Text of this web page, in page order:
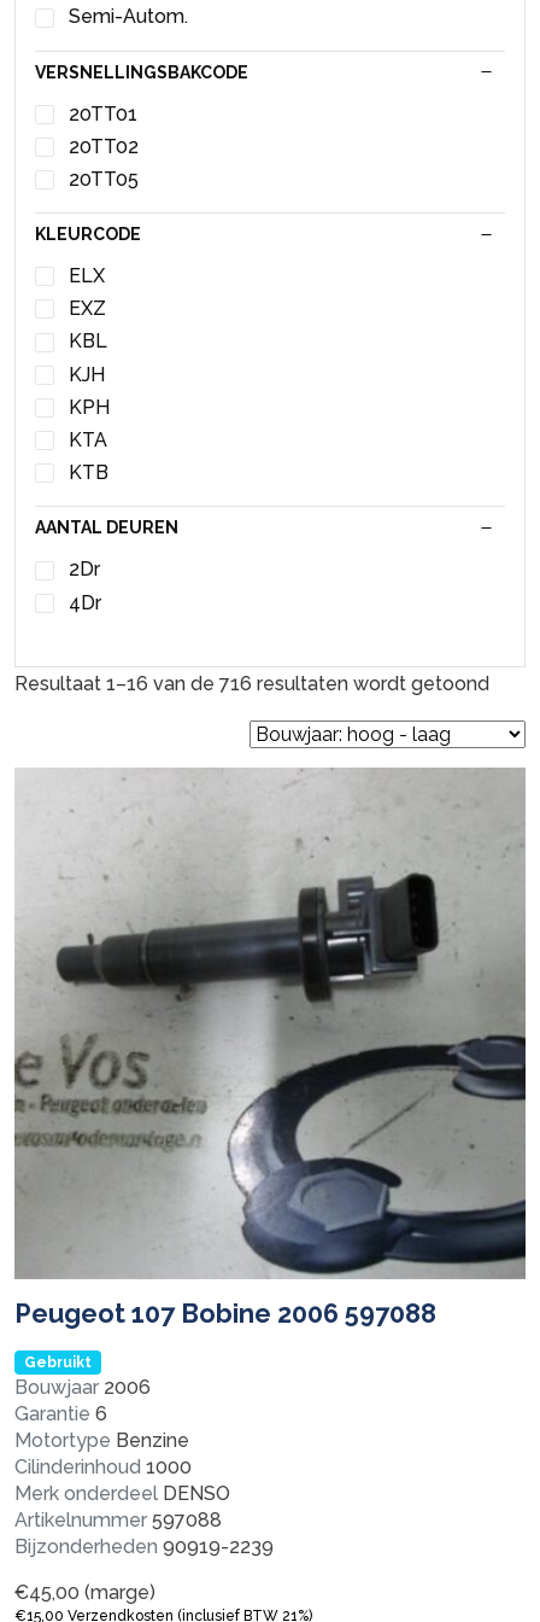
Injector (benzine injectie)
Inlaatspruitstuk
Kachel Ventilatiemotor
Katalysator
Kilometerteller KM
Kleppendeksel
Koelvinhuis
Kofferbak Mat
Koplamp rechts
Krik
Krukas Poelie
Lambda Sonde
Luchtfilterhuis
Luchthoeveelheidsmeter
Motorkap
Motorkap Scharnier
Nokkenas Tandwiel
Paniekverlichtings Schakelaar
Portier 2Deurs links
Portier 2Deurs rechts
Portier 4Deurs links-achter
Portier 4Deurs links-voor
Portier 4Deurs rechts-achter
Portier 4Deurs rechts-voor
Portierruit 4Deurs links-achter
Portierruit 4Deurs rechts-voor
Radiateur
Radiateurbalk
Radio CD Speler
Radio/CD Speler (diversen)
Remklauw (Tang) links-voor
Remklauw (Tang) rechts-voor
Ruitensproeierpomp voor
Ruitensproeiertank voor
Ruitenwis Schakelaar
Ruitenwissermotor achter
Ruitmechaniek 4Deurs links-voor
Ruitmechaniek 4Deurs rechts-voor
Schakelaar
Schakelkabel Versnellingsbak
Schokdemper links-achter
Semi-Autom.
VERSNELLINGSBAKCODE
20TT01
20TT02
20TT05
KLEURCODE
ELX
EXZ
KBL
KJH
KPH
KTA
KTB
AANTAL DEUREN
2Dr
4Dr
Resultaat 1–16 van de 716 resultaten wordt getoond
Peugeot 107 Bobine 2006 597088
Gebruikt
Bouwjaar 2006
Garantie 6
Motortype Benzine
Cilinderinhoud 1000
Merk onderdeel DENSO
Artikelnummer 597088
Bijzonderheden 90919-2239
€45,00 (marge)
€15,00 Verzendkosten (inclusief BTW 21%)